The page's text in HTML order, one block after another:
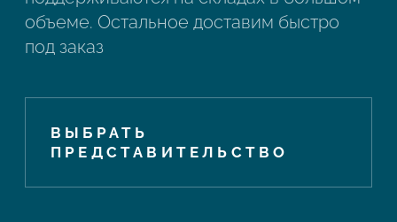
объеме. Остальное доставим быстро
под заказ
ВЫБРАТЬ
ПРЕДСТАВИТЕЛЬСТВО